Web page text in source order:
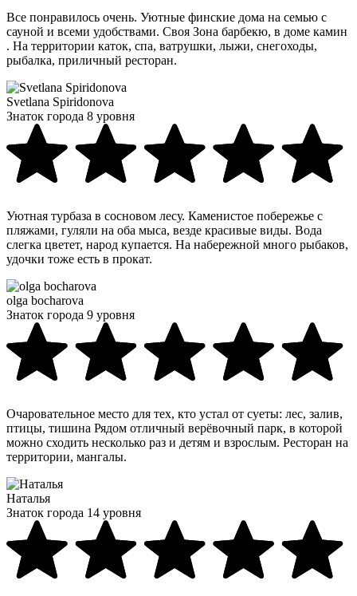
Все понравилось очень. Уютные финские дома на семью с
сауной и всеми удобствами. Своя Зона барбекю, в доме камин
. На территории каток, спа, ватрушки, лыжи, снегоходы,
рыбалка, приличный ресторан.
Svetlana Spiridonova
Знаток города 8 уровня
Уютная турбаза в сосновом лесу. Каменистое побережье с
пляжами, гуляли на оба мыса, везде красивые виды. Вода
слегка цветет, народ купается. На набережной много рыбаков,
удочки тоже есть в прокат.
olga bocharova
Знаток города 9 уровня
Очаровательное место для тех, кто устал от суеты: лес, залив,
птицы, тишина Рядом отличный верёвочный парк, в которой
можно сходить несколько раз и детям и взрослым. Ресторан на
территории, мангалы.
Наталья
Знаток города 14 уровня